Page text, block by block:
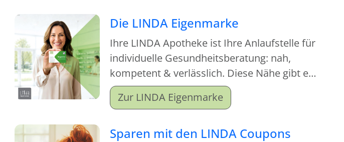
Die LINDA Eigenmarke
Ihre LINDA Apotheke ist Ihre Anlaufstelle für
individuelle Gesundheitsberatung: nah,
kompetent & verlässlich. Diese Nähe gibt es
jetzt auch für Ihre Hausapotheke!
Zur LINDA Eigenmarke
Sparen mit den LINDA Coupons